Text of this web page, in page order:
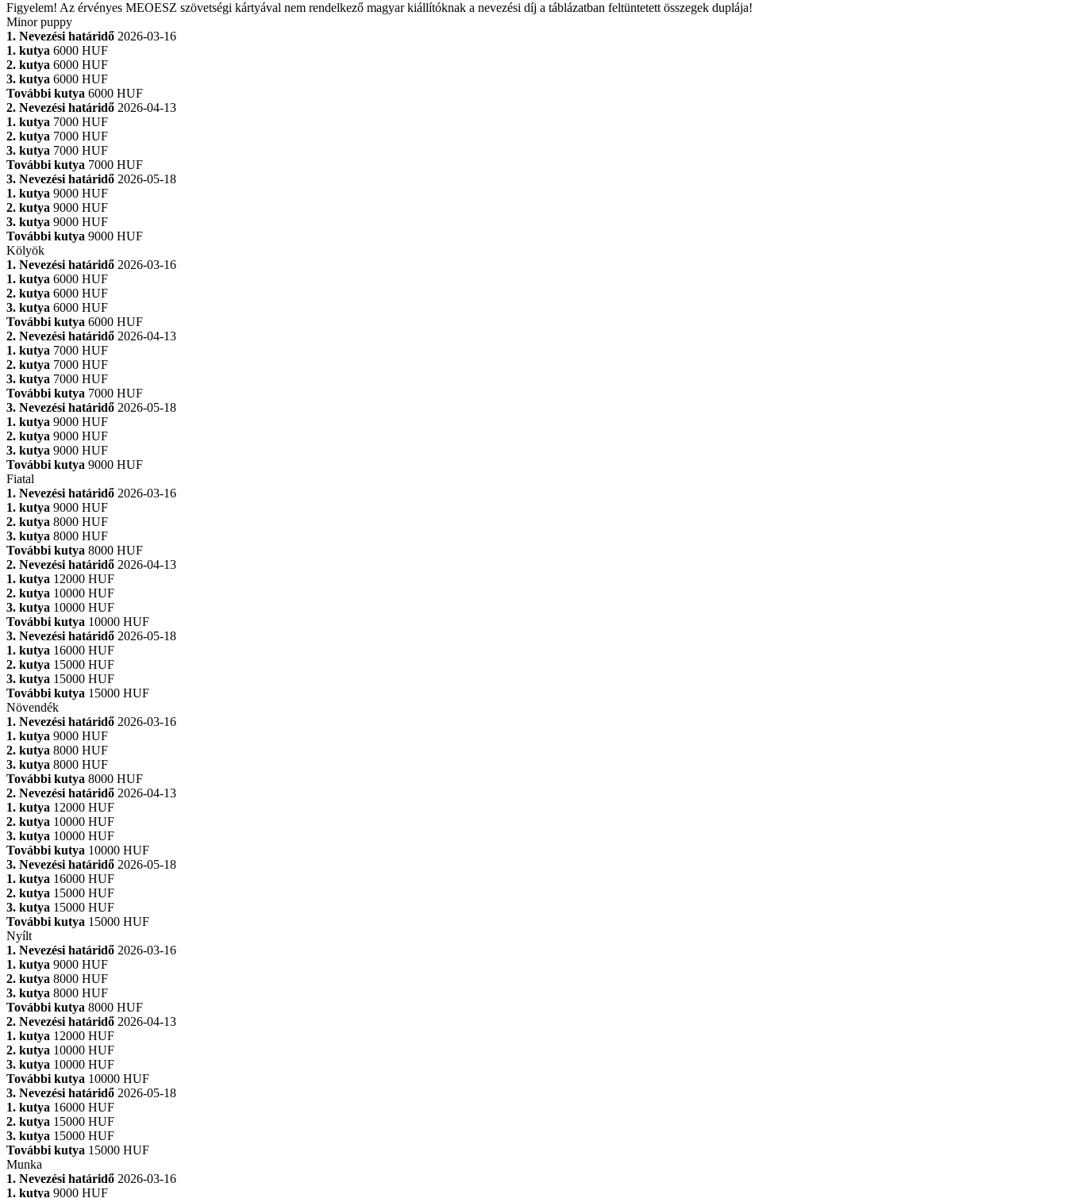
Figyelem! Az érvényes MEOESZ szövetségi kártyával nem rendelkező magyar kiállítóknak a nevezési díj a táblázatban feltüntetett összegek duplája!
Minor puppy
1. Nevezési határidő 2026-03-16
1. kutya 6000 HUF
2. kutya 6000 HUF
3. kutya 6000 HUF
További kutya 6000 HUF
2. Nevezési határidő 2026-04-13
1. kutya 7000 HUF
2. kutya 7000 HUF
3. kutya 7000 HUF
További kutya 7000 HUF
3. Nevezési határidő 2026-05-18
1. kutya 9000 HUF
2. kutya 9000 HUF
3. kutya 9000 HUF
További kutya 9000 HUF
Kölyök
1. Nevezési határidő 2026-03-16
1. kutya 6000 HUF
2. kutya 6000 HUF
3. kutya 6000 HUF
További kutya 6000 HUF
2. Nevezési határidő 2026-04-13
1. kutya 7000 HUF
2. kutya 7000 HUF
3. kutya 7000 HUF
További kutya 7000 HUF
3. Nevezési határidő 2026-05-18
1. kutya 9000 HUF
2. kutya 9000 HUF
3. kutya 9000 HUF
További kutya 9000 HUF
Fiatal
1. Nevezési határidő 2026-03-16
1. kutya 9000 HUF
2. kutya 8000 HUF
3. kutya 8000 HUF
További kutya 8000 HUF
2. Nevezési határidő 2026-04-13
1. kutya 12000 HUF
2. kutya 10000 HUF
3. kutya 10000 HUF
További kutya 10000 HUF
3. Nevezési határidő 2026-05-18
1. kutya 16000 HUF
2. kutya 15000 HUF
3. kutya 15000 HUF
További kutya 15000 HUF
Növendék
1. Nevezési határidő 2026-03-16
1. kutya 9000 HUF
2. kutya 8000 HUF
3. kutya 8000 HUF
További kutya 8000 HUF
2. Nevezési határidő 2026-04-13
1. kutya 12000 HUF
2. kutya 10000 HUF
3. kutya 10000 HUF
További kutya 10000 HUF
3. Nevezési határidő 2026-05-18
1. kutya 16000 HUF
2. kutya 15000 HUF
3. kutya 15000 HUF
További kutya 15000 HUF
Nyílt
1. Nevezési határidő 2026-03-16
1. kutya 9000 HUF
2. kutya 8000 HUF
3. kutya 8000 HUF
További kutya 8000 HUF
2. Nevezési határidő 2026-04-13
1. kutya 12000 HUF
2. kutya 10000 HUF
3. kutya 10000 HUF
További kutya 10000 HUF
3. Nevezési határidő 2026-05-18
1. kutya 16000 HUF
2. kutya 15000 HUF
3. kutya 15000 HUF
További kutya 15000 HUF
Munka
1. Nevezési határidő 2026-03-16
1. kutya 9000 HUF